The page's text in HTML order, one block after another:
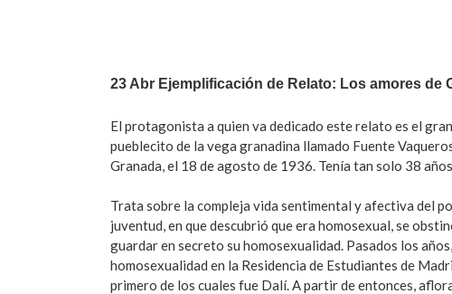
23 Abr Ejemplificación de Relato: Los amores de
El protagonista a quien va dedicado este relato es el
pueblecito de la vega granadina llamado Fuente
Granada, el 18 de agosto de 1936. Tenía tan solo 38
Trata sobre la compleja vida sentimental y afectiva del
juventud, en que descubrió que era homosexual, se
guardar en secreto su homosexualidad. Pasados los
homosexualidad en la Residencia de Estudiantes de
primero de los cuales fue Dalí. A partir de entonces,